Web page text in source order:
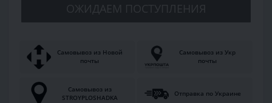
ОЖИДАЕМ ПОСТУПЛЕНИЯ
Самовывоз из Новой
почты
Самовывоз из Укр
почты
Самовывоз из
STROYPLOSHADKA
Отправка по Украине